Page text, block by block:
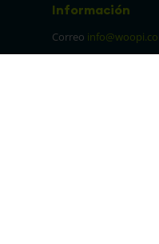
Información
Correo